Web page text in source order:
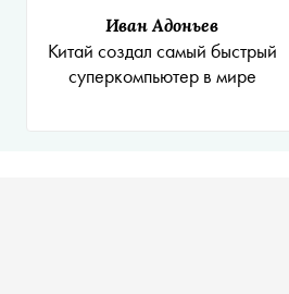
Иван Адоньев
Китай создал самый быстрый
суперкомпьютер в мире